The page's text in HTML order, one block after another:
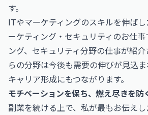
す。
ITやマーケティングのスキルを伸ばし
ーケティング・セキュリティのお仕事
ング、セキュリティ分野の仕事が紹
らの分野は今後も需要の伸びが見込
キャリア形成にもつながります。
モチベーションを保ち、燃え尽きを防
副業を続ける上で、私が最もお伝え